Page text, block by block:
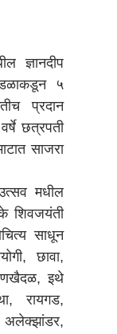
५
प्रदान
छत्रपती
साजरा
मधील
शिवजयंती
साधून
छावा,
रणखैदळ, इथे
रायगड,
अलेक्झांडर,